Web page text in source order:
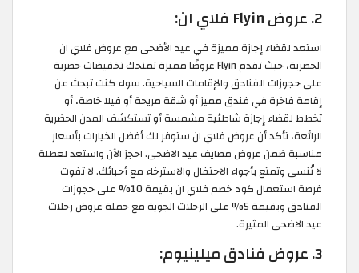
2. عروض Flyin فلاي ان:
استعد لقضاء إجازة مميزة في عيد الأضحى مع عروض فلاي ان
الحصرية، حيث تقدم Flyin عروضًا مميزة تمنحك تخفيضات حصرية
على حجوزات الفنادق والإقامات السياحية. سواء كنت تبحث عن
إقامة فاخرة في فندق مميز أو شقة مريحة أو فيلا خاصة، أو
تخطط لقضاء إجازة شاطئية مشمسة أو تستكشف المدن الحضرية
الرائعة، تأكد أن عروض فلاي ان ستوفر لك أفضل الخيارات بأسعار
مناسبة ضمن عروض مصايف عيد الاضحى. احجز الآن واستعد لعطلة
لا تُنسى وتمتع بأجواء الاحتفال والاسترخاء مع أحبائك. لا تفوت
فرصة استعمال كود خصم فلاي ان بقيمة 10% على حجوزات
الفنادق وبقيمة 5% على الرحلات الجوية مع حملة عروض رحلات
عيد الاضحى المثيرة.
3. عروض فنادق ميلينيوم: